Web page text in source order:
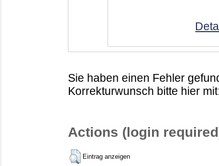
Sie haben einen Fehler
Korrekturwunsch bitte hier
Actions (login
Eintrag anzeigen